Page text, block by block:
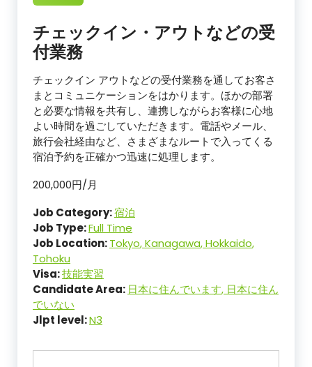
チェックイン・アウトなどの受
付業務
チェックイン アウトなどの受付業務を通してお客さ
まとコミュニケーションをはかります。ほかの部署
と必要な情報を共有し、連携しながらお客様に心地
よい時間を過ごしていただきます。電話やメール、
旅行会社経由など、さまざまなルートで入ってくる
宿泊予約を正確かつ迅速に処理します。
200,000円/月
Job Category:宿泊
Job Type:Full Time
Job Location:Tokyo Kanagawa Hokkaido
Tohoku
Visa:技能実習
Candidate Area: 日本に住んでいます 日本に住ん
でいない
Jlpt level:N3